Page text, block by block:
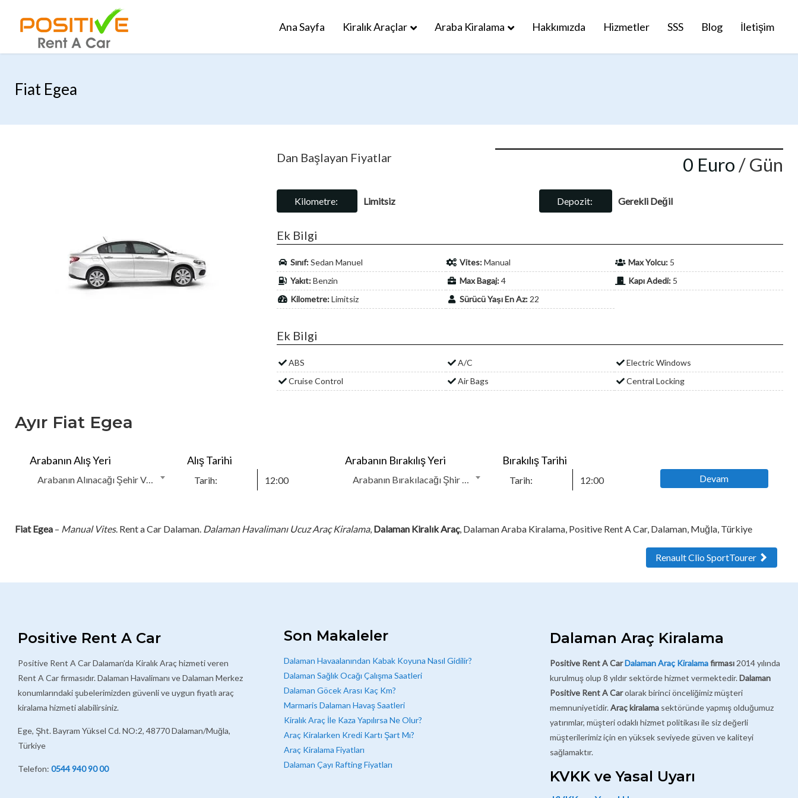
Ana Sayfa Kiralık Araçlar Araba Kiralama Hakkımızda Hizmetler SSS Blog İletişim
Fiat Egea
Dan Başlayan Fiyatlar 0 Euro / Gün
Kilometre: Limitsiz Depozit: Gerekli Değil
Ek Bilgi
Sınıf:Sedan Manuel Vites:Manual Max Yolcu:5
Yakıt:Benzin Max Bagaj:4 Kapı Adedi:5
Kilometre:Limitsiz Sürücü Yaşı En Az: 22
Ek Bilgi
ABS A/C
Electric Windows
Cruise Control
Air Bags Central Locking
Ayır Fiat Egea
Arabanın Alış Yeri
Arabanın Alınacağı Şehir Ve Konum:
Alış Tarihi Arabanın Bırakılış Yeri
Arabanın Bırakılacağı Şhir Ve Konum:
Bırakılış Tarihi
Devam
Fiat Egea – Manual Vites. Rent a Car Dalaman. Dalaman Havalimanı Ucuz Araç Kiralama, Dalaman Kiralık Araç, Dalaman Araba Kiralama, Positive Rent A Car, Dalaman, Muğla, Türkiye
Renault Clio SportTourer
Positive Rent A Car
Positive Rent A Car Dalaman’da Kiralık Araç hizmeti veren
Rent A Car firmasıdır. Dalaman Havalimanı ve Dalaman Merkez
konumlarındaki şubelerimizden güvenli ve uygun fiyatlı araç
kiralama hizmeti alabilirsiniz.
Ege, Şht. Bayram Yüksel Cd. NO:2, 48770 Dalaman/Muğla,
Türkiye
Telefon: 0544 940 90 00
Son Makaleler
Dalaman Havaalanından Kabak Koyuna Nasıl Gidilir?
Dalaman Sağlık Ocağı Çalışma Saatleri
Dalaman Göcek Arası Kaç Km?
Marmaris Dalaman Havaş Saatleri
Kiralık Araç İle Kaza Yapılırsa Ne Olur?
Araç Kiralarken Kredi Kartı Şart Mı?
Araç Kiralama Fiyatları
Dalaman Çayı Rafting Fiyatları
Dalaman Araç Kiralama
Positive Rent A CarDalaman Araç Kiralamafirması 2014 yılında
kurulmuş olup 8 yıldır sektörde hizmet vermektedir.Dalaman
Positive Rent A Carolarak birinci önceliğimiz müşteri
memnuniyetidir.Araç kiralama sektöründe yapmış olduğumuz
yatırımlar, müşteri odaklı hizmet politikası ile siz değerli
müşterilerimiz için en yüksek seviyede güven ve kaliteyi
sağlamaktır.
KVKK ve Yasal Uyarı